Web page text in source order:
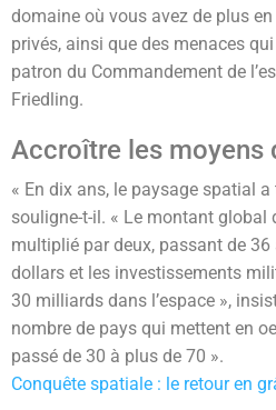
domaine où vous avez de plus
privés, ainsi que des menaces
patron du Commandement de
Friedling.
Accroître les moyens
« En dix ans, le paysage spatial
souligne-t-il. « Le montant global
multiplié par deux, passant de
dollars et les investissements
30 milliards dans l’espace »,
nombre de pays qui mettent en
passé de 30 à plus de 70 ».
Conquête spatiale : le retour en